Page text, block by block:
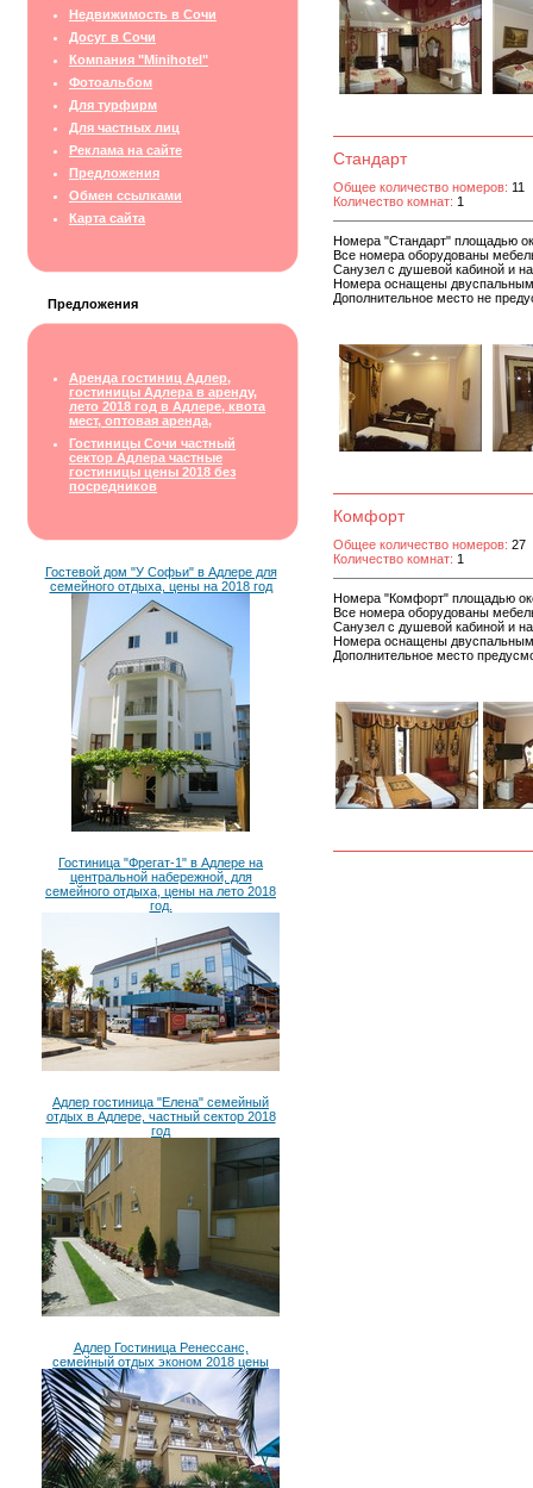
Недвижимость в Сочи
Досуг в Сочи
Компания "Minihotel"
Фотоальбом
Для турфирм
Для частных лиц
Реклама на сайте
Предложения
Обмен ссылками
Карта сайта
Предложения
Аренда гостиниц Адлер,
гостиницы Адлера в аренду,
лето 2018 год в Адлере, квота
мест, оптовая аренда,
Гостиницы Сочи частный
сектор Адлера частные
гостиницы цены 2018 без
посредников
Гостевой дом "У Софьи" в Адлере для
семейного отдыха, цены на 2018 год
Гостиница "Фрегат-1" в Адлере на
центральной набережной, для
семейного отдыха, цены на лето 2018
год.
Адлер гостиница "Елена" семейный
отдых в Адлере, частный сектор 2018
год
Адлер Гостиница Ренессанс,
семейный отдых эконом 2018 цены
Стандарт
Общее количество номеров: 11
Количество комнат: 1
Номера "Стандарт" площадью
Все номера оборудованы
Санузел с душевой кабиной и
Номера оснащены
Дополнительное место не
Комфорт
Общее количество номеров: 27
Количество комнат: 1
Номера "Комфорт" площадью
Все номера оборудованы
Санузел с душевой кабиной и
Номера оснащены
Дополнительное место